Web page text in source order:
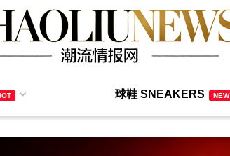
球鞋 SNEAKERS NEW